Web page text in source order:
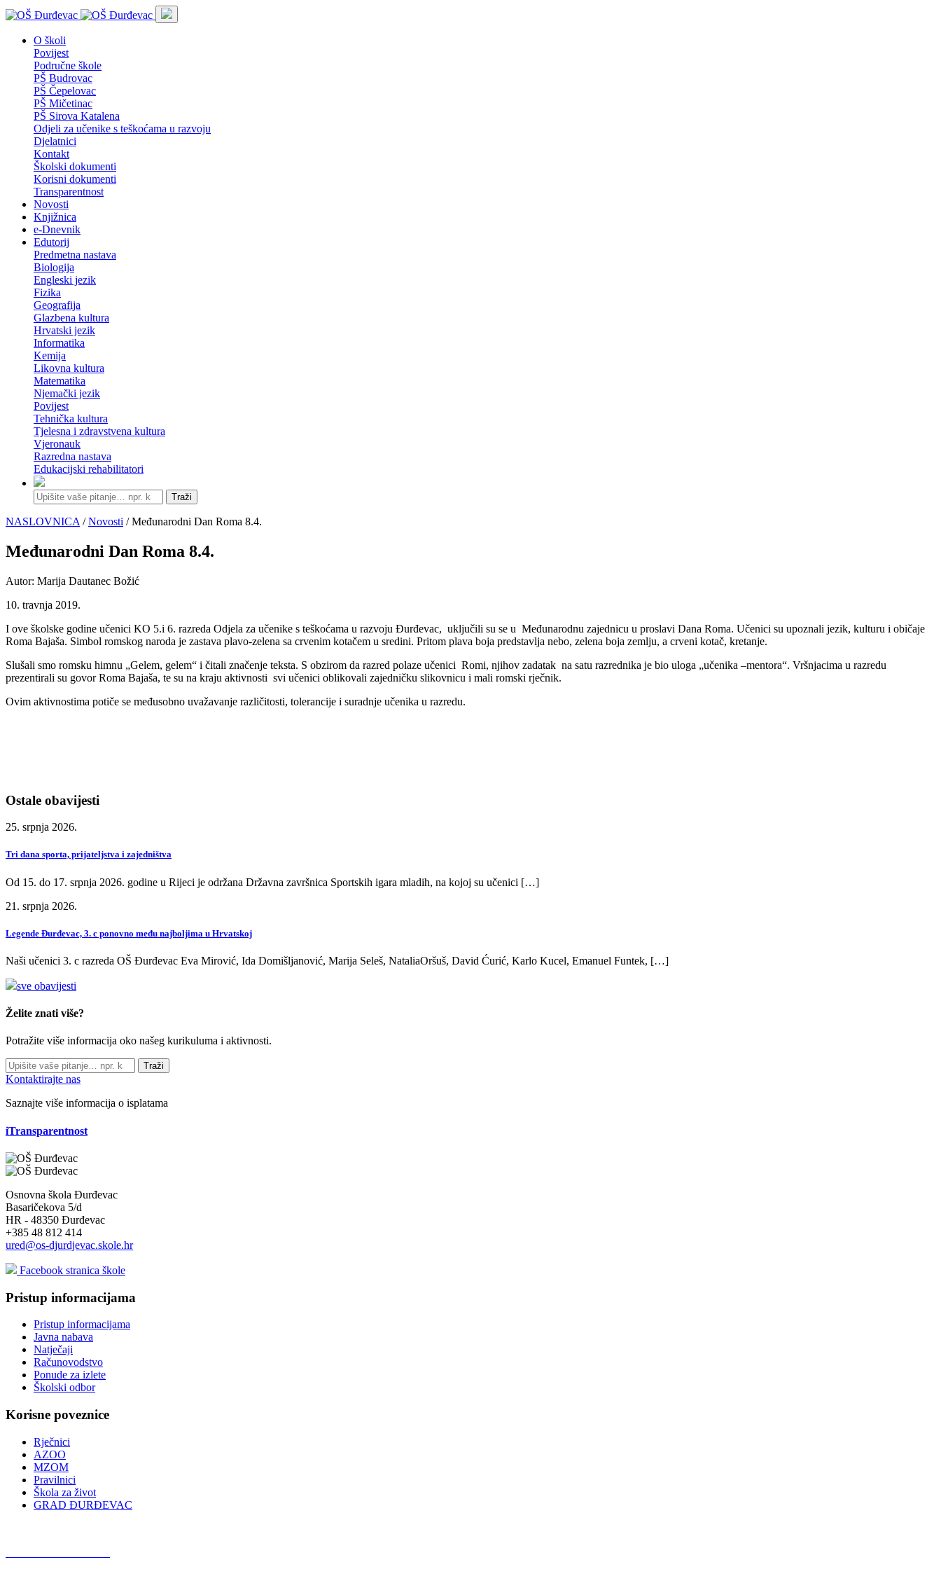
O školi
Povijest
Područne škole
PŠ Budrovac
PŠ Čepelovac
PŠ Mičetinac
PŠ Sirova Katalena
Odjeli za učenike s teškoćama u razvoju
Djelatnici
Kontakt
Školski dokumenti
Korisni dokumenti
Transparentnost
Novosti
Knjižnica
e-Dnevnik
Edutorij
Predmetna nastava
Biologija
Engleski jezik
Fizika
Geografija
Glazbena kultura
Hrvatski jezik
Informatika
Kemija
Likovna kultura
Matematika
Njemački jezik
Povijest
Tehnička kultura
Tjelesna i zdravstvena kultura
Vjeronauk
Razredna nastava
Edukacijski rehabilitatori
Traži
NASLOVNICA /Novosti / Međunarodni Dan Roma 8.4.
Međunarodni Dan Roma 8.4.
Autor: Marija Dautanec Božić
10. travnja 2019.
I ove školske godine učenici KO 5.i 6. razreda Odjela za učenike s teškoćama u razvoju Đurđevac, uključili su se u Međunarodnu zajednicu u proslavi Dana Roma. Učenici su upoznali jezik, kulturu i običaje
Roma Bajaša. Simbol romskog naroda je zastava plavo-zelena sa crvenim kotačem u sredini. Pritom plava boja predstavlja nebo, zelena boja zemlju, a crveni kotač, kretanje.
Slušali smo romsku himnu „Gelem, gelem“ i čitali značenje teksta. S obzirom da razred polaze učenici Romi, njihov zadatak na satu razrednika je bio uloga „učenika –mentora“. Vršnjacima u razredu
prezentirali su govor Roma Bajaša, te su na kraju aktivnosti svi učenici oblikovali zajedničku slikovnicu i mali romski rječnik.
Ovim aktivnostima potiče se međusobno uvažavanje različitosti, tolerancije i suradnje učenika u razredu.
Ostale obavijesti
25. srpnja 2026.
Tri dana sporta, prijateljstva i zajedništva
Od 15. do 17. srpnja 2026. godine u Rijeci je održana Državna završnica Sportskih igara mladih, na kojoj su učenici […]
21. srpnja 2026.
Legende Đurđevac, 3. c ponovno među najboljima u Hrvatskoj
Naši učenici 3. c razreda OŠ Đurđevac Eva Mirović, Ida Domišljanović, Marija Seleš, NataliaOršuš, David Ćurić, Karlo Kucel, Emanuel Funtek, […]
sve obavijesti
Želite znati više?
Potražite više informacija oko našeg kurikuluma i aktivnosti.
Traži
Kontaktirajte nas
Saznajte više informacija o isplatama
iTransparentnost
Osnovna škola Đurđevac
Basaričekova 5/d
HR - 48350 Đurđevac
+385 48 812 414
ured@os-djurdjevac.skole.hr
Facebook stranica škole
Pristup informacijama
Pristup informacijama
Javna nabava
Natječaji
Računovodstvo
Ponude za izlete
Školski odbor
Korisne poveznice
Rječnici
AZOO
MZOM
Pravilnici
Škola za život
GRAD ĐURĐEVAC